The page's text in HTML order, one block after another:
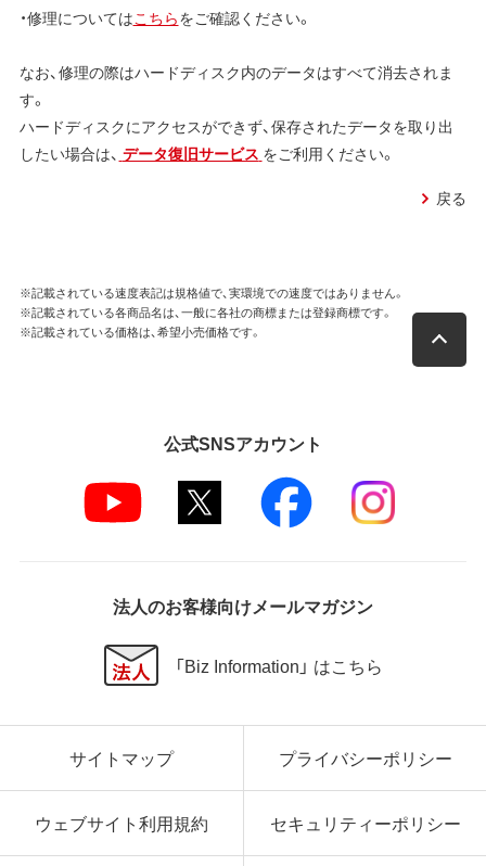
・修理についてはこちらをご確認ください。
なお、修理の際はハードディスク内のデータはすべて消去されま
す。
ハードディスクにアクセスができず、保存されたデータを取り出
したい場合は、 データ復旧サービス をご利用ください。
戻る
※記載されている速度表記は規格値で、実環境での速度ではありません。
※記載されている各商品名は、一般に各社の商標または登録商標です。
※記載されている価格は、希望小売価格です。
公式SNSアカウント
法人のお客様向けメールマガジン
「Biz Information」 はこちら
サイトマップ プライバシーポリシー
ウェブサイト利用規約 セキュリティーポリシー